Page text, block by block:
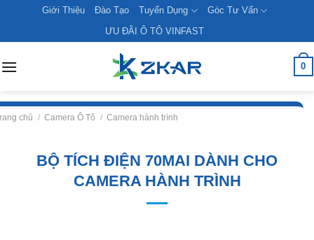
content
Giới Thiệu Đào Tạo Tuyển Dụng
Góc Tư Vấn
ƯU ĐÃI Ô TÔ VINFAST
0
chủ / Camera Ô Tô / Camera hành trình
BỘ TÍCH ĐIỆN 70MAI DÀNH CHO
CAMERA HÀNH TRÌNH